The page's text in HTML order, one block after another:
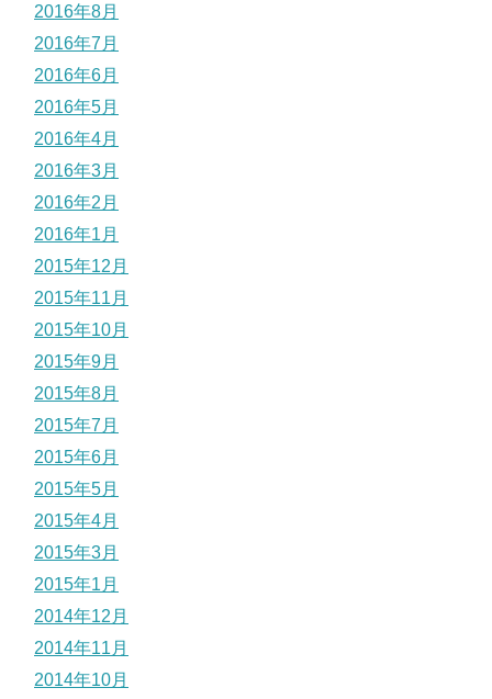
2016年8月
2016年7月
2016年6月
2016年5月
2016年4月
2016年3月
2016年2月
2016年1月
2015年12月
2015年11月
2015年10月
2015年9月
2015年8月
2015年7月
2015年6月
2015年5月
2015年4月
2015年3月
2015年1月
2014年12月
2014年11月
2014年10月